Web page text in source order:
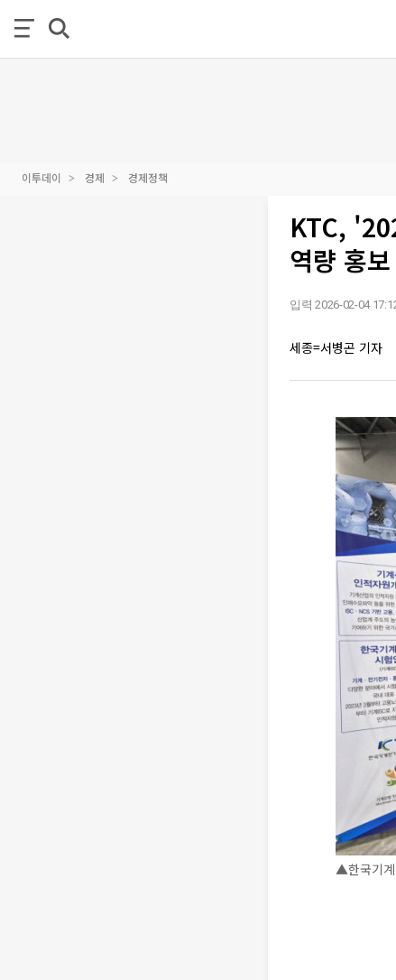
이투데이 경제 경제정책
KTC,
역량 홍보
입력 2026-02-04
세종=서병곤 기자
▲한국기계